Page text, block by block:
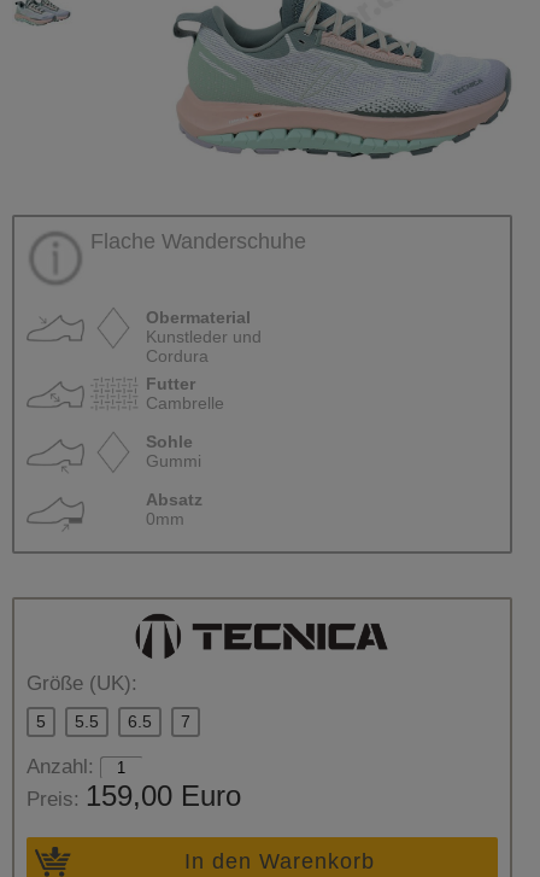
Flache Wanderschuhe
Obermaterial
Kunstleder und
Cordura
Futter
Cambrelle
Sohle
Gummi
Absatz
0mm
Größe (UK):
5 5.5 6.5 7
Anzahl:
Preis: 159,00 Euro
In den Warenkorb